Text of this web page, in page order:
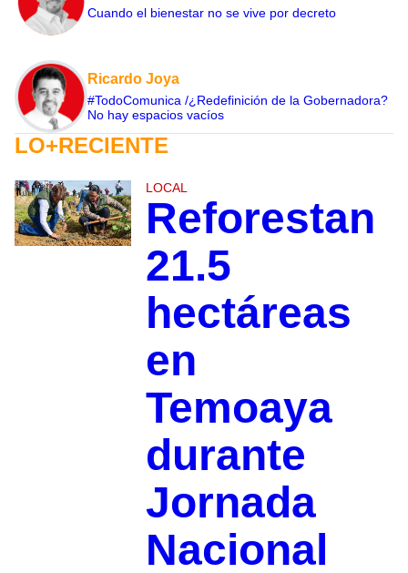
Cuando el bienestar no se vive por decreto
Ricardo Joya
#TodoComunica /¿Redefinición de la Gobernadora?
No hay espacios vacíos
LO+RECIENTE
LOCAL
Reforestan
21.5
hectáreas
en
Temoaya
durante
Jornada
Nacional